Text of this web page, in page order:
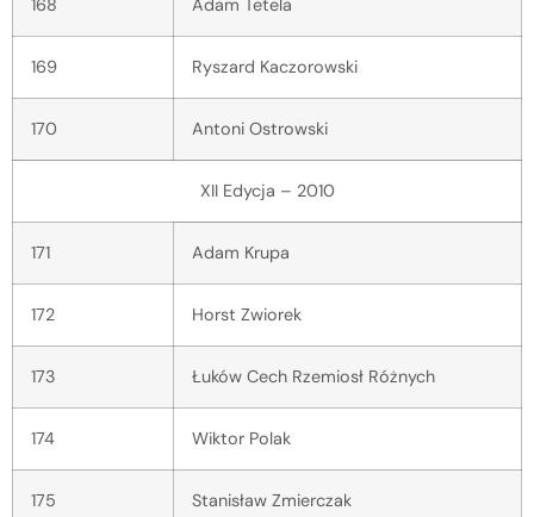
168 Adam Tetela
169 Ryszard Kaczorowski
170 Antoni Ostrowski
XII Edycja – 2010
171 Adam Krupa
172 Horst Zwiorek
173 Łuków Cech Rzemiosł Różnych
174 Wiktor Polak
175 Stanisław Zmierczak